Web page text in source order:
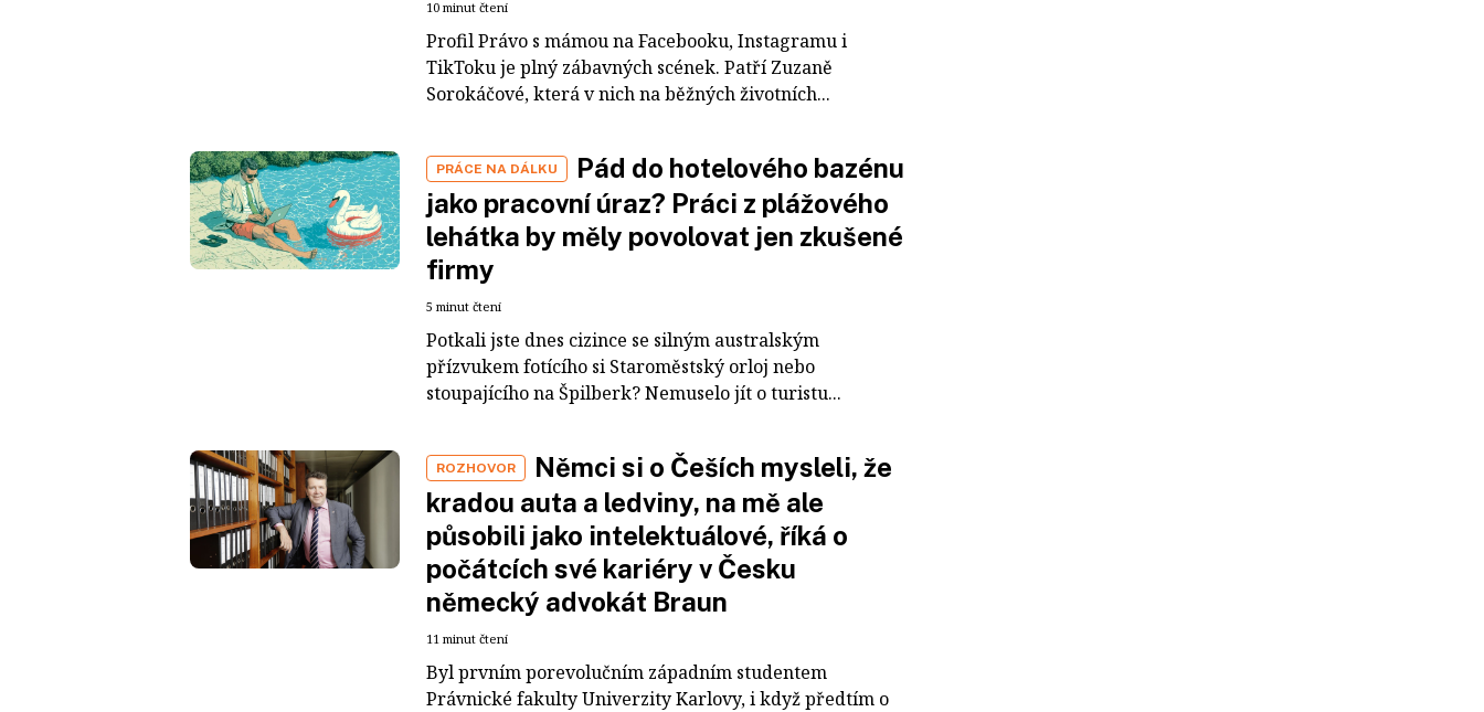
10 minut čtení
Profil Právo s mámou na Facebooku, Instagramu i
TikToku je plný zábavných scének. Patří Zuzaně
Sorokáčové, která v nich na běžných životních...
PRÁCE NA DÁLKU
Pád do hotelového bazénu
jako pracovní úraz? Práci z plážového
lehátka by měly povolovat jen zkušené
firmy
5 minut čtení
Potkali jste dnes cizince se silným australským
přízvukem fotícího si Staroměstský orloj nebo
stoupajícího na Špilberk? Nemuselo jít o turistu...
ROZHOVOR
Němci si o Češích mysleli, že
kradou auta a ledviny, na mě ale
působili jako intelektuálové, říká o
počátcích své kariéry v Česku
německý advokát Braun
11 minut čtení
Byl prvním porevolučním západním studentem
Právnické fakulty Univerzity Karlovy, i když předtím o